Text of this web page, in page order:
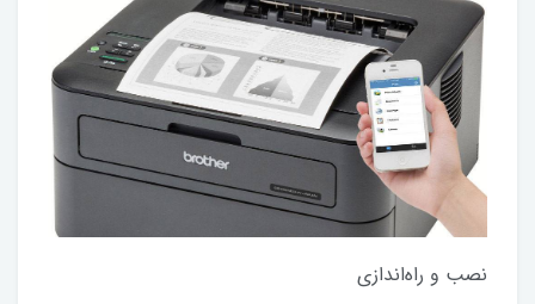
نصب و راه‌اندازی